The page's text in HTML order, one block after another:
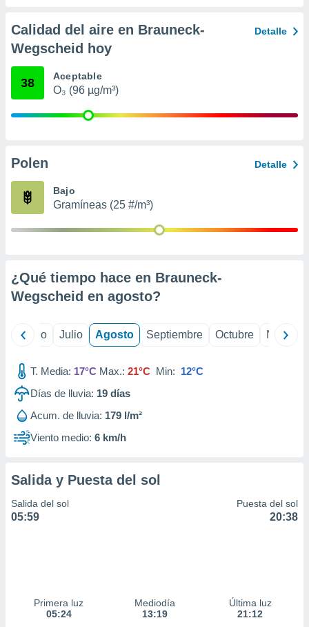
e
publicidad
1199
Calidad del aire en Brauneck-
Wegscheid hoy
Detalle
38 Aceptable
O₃ (96 µg/m³)
Polen Detalle
Bajo
Gramíneas (25 #/m³)
¿Qué tiempo hace en Brauneck-
Wegscheid en agosto?
Junio Julio Agosto Septiembre Octubre
T. Media: 17°C Max.: 21°C Min: 12°C
Días de lluvia: 19 días
Acum. de lluvia: 179 l/m²
Viento medio: 6 km/h
Salida y Puesta del sol
Salida del sol
05:59
Puesta del sol
20:38
Primera luz
05:24
Mediodía
13:19
Última luz
21:12